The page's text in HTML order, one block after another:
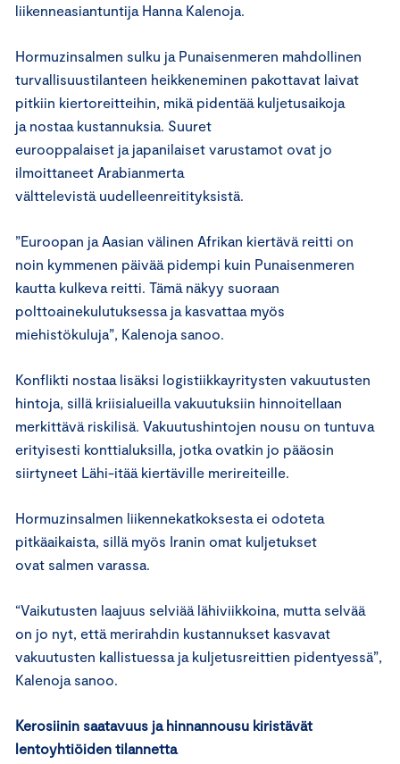
liikenneasiantuntija Hanna Kalenoja.
Hormuzinsalmen sulku ja Punaisenmeren mahdollinen
turvallisuustilanteen heikkeneminen pakottavat laivat
pitkiin kiertoreitteihin, mikä pidentää kuljetusaikoja
ja nostaa kustannuksia. Suuret
eurooppalaiset ja japanilaiset varustamot ovat jo
ilmoittaneet Arabianmerta
välttelevistä uudelleenreitityksistä.
”Euroopan ja Aasian välinen Afrikan kiertävä reitti on
noin kymmenen päivää pidempi kuin Punaisenmeren
kautta kulkeva reitti. Tämä näkyy suoraan
polttoainekulutuksessa ja kasvattaa myös
miehistökuluja”, Kalenoja sanoo.
Konflikti nostaa lisäksi logistiikkayritysten vakuutusten
hintoja, sillä kriisialueilla vakuutuksiin hinnoitellaan
merkittävä riskilisä. Vakuutushintojen nousu on tuntuva
erityisesti konttialuksilla, jotka ovatkin jo pääosin
siirtyneet Lähi-itää kiertäville merireiteille.
Hormuzinsalmen liikennekatkoksesta ei odoteta
pitkäaikaista, sillä myös Iranin omat kuljetukset
ovat salmen varassa.
“Vaikutusten laajuus selviää lähiviikkoina, mutta selvää
on jo nyt, että merirahdin kustannukset kasvavat
vakuutusten kallistuessa ja kuljetusreittien pidentyessä”,
Kalenoja sanoo.
Kerosiinin saatavuus ja hinnannousu kiristävät
lentoyhtiöiden tilannetta